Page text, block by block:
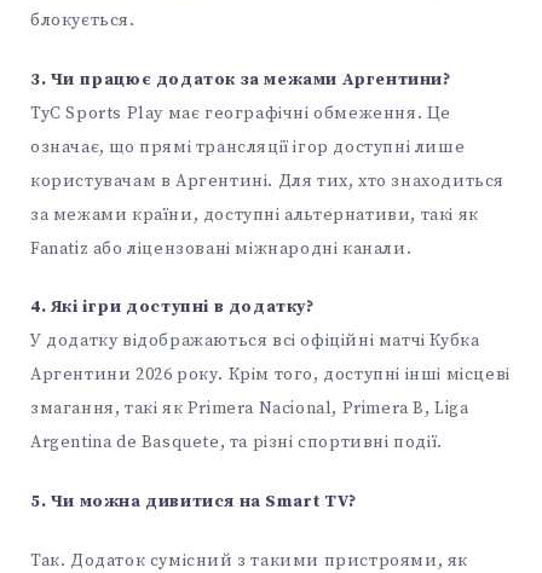
блокується.
3. Чи працює додаток за межами Аргентини?
TyC Sports Play має географічні обмеження. Це
означає, що прямі трансляції ігор доступні лише
користувачам в Аргентині. Для тих, хто знаходиться
за межами країни, доступні альтернативи, такі як
Fanatiz або ліцензовані міжнародні канали.
4. Які ігри доступні в додатку?
У додатку відображаються всі офіційні матчі Кубка
Аргентини 2026 року. Крім того, доступні інші місцеві
змагання, такі як Primera Nacional, Primera B, Liga
Argentina de Basquete, та різні спортивні події.
5. Чи можна дивитися на Smart TV?
Так. Додаток сумісний з такими пристроями, як